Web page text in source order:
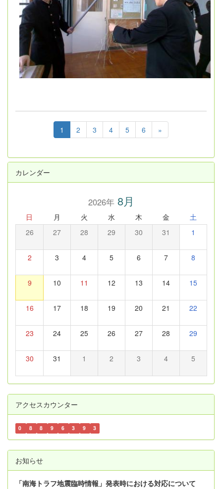
1 2 3 4 5 6 »
カレンダー
2026年8月
日 月 火 水 木 金 土
26 27 28 29 30 31 1
2 3 4 5 6 7 8
9 10 11 12 13 14 15
16 17 18 19 20 21 22
23 24 25 26 27 28 29
30 31 1 2 3 4 5
アクセスカウンター
0 8 8 9 6 3 9 3
お知らせ
「南海トラフ地震臨時情報」発表時における対応について